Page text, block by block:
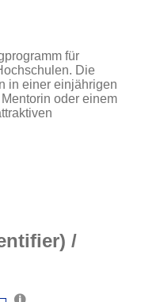
für
Die
in einer einjährigen
oder einem
/